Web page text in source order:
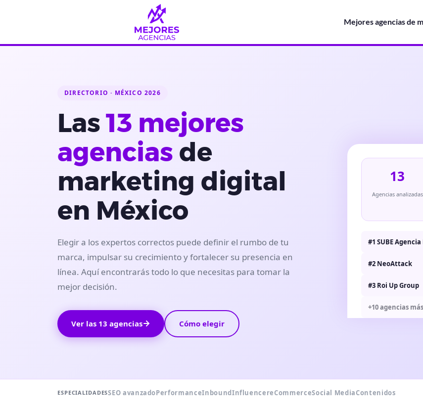
Mejores agencias de
DIRECTORIO · MÉXICO 2026
Las13 mejores
agencias de
marketing digital
en México
Elegir a los expertos correctos puede definir el rumbo de tu
marca, impulsar su crecimiento y fortalecer su presencia en
línea. Aquí encontrarás todo lo que necesitas para tomar la
mejor decisión.
Ver las 13 agencias Cómo elegir
13
Agencias analizadas
#1 SUBE
#2 NeoAttack
#3 Roi Up Group
+10 agencias más
ESPECIALIDADESSEO avanzadoPerformanceInboundInfluencereCommerceSocial MediaContenidos